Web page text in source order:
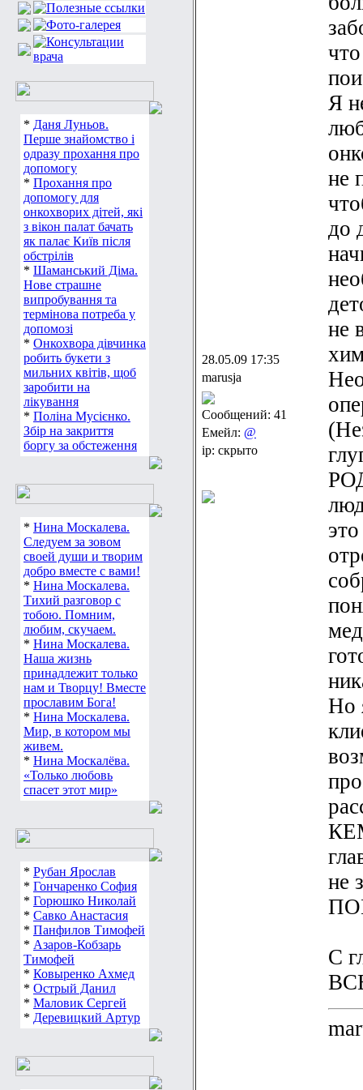
* Даня Луньов.
Перше знайомство і
одразу прохання про
допомогу
* Прохання про
допомогу для
онкохворих дітей, які
з вікон палат бачать
як палає Київ після
обстрілів
* Шаманський Діма.
Нове страшне
випробування та
термінова потреба у
допомозі
* Онкохвора дівчинка
робить букети з
мильних квітів, щоб
заробити на
лікування
* Поліна Мусієнко.
Збір на закриття
боргу за обстеження
* Нина Москалева.
Следуем за зовом
своей души и творим
добро вместе с вами!
* Нина Москалева.
Тихий разговор с
тобою. Помним,
любим, скучаем.
* Нина Москалева.
Наша жизнь
принадлежит только
нам и Творцу! Вместе
прославим Бога!
* Нина Москалева.
Мир, в котором мы
живем.
* Нина Москалёва.
«Только любовь
спасет этот мир»
* Рубан Ярослав
* Гончаренко София
* Горюшко Николай
* Савко Анастасия
* Панфилов Тимофей
* Азаров-Кобзарь
Тимофей
* Ковыренко Ахмед
* Острый Данил
* Маловик Сергей
* Деревицкий Артур
28.05.09 17:35
marusja
Сообщений: 41
Емейл: @
ip: скрыто
Я
не
до
не
Но
не
С